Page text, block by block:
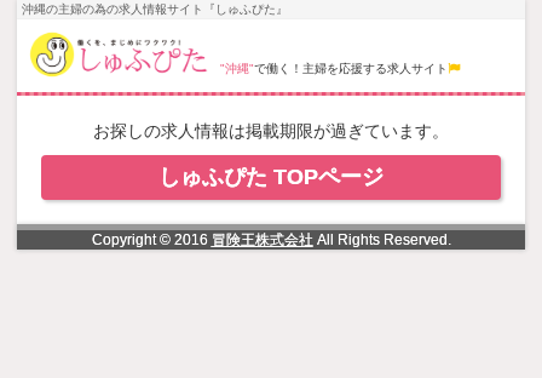
NowLoading
沖縄の主婦の為の求人情報サイト『しゅふぴた』
"沖縄"で働く！主婦を応援する求人サイト
お探しの求人情報は掲載期限が過ぎています。
しゅふぴた TOPページ
Copyright © 2016 冒険王株式会社All Rights Reserved.